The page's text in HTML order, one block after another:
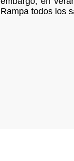
Rampa todos los